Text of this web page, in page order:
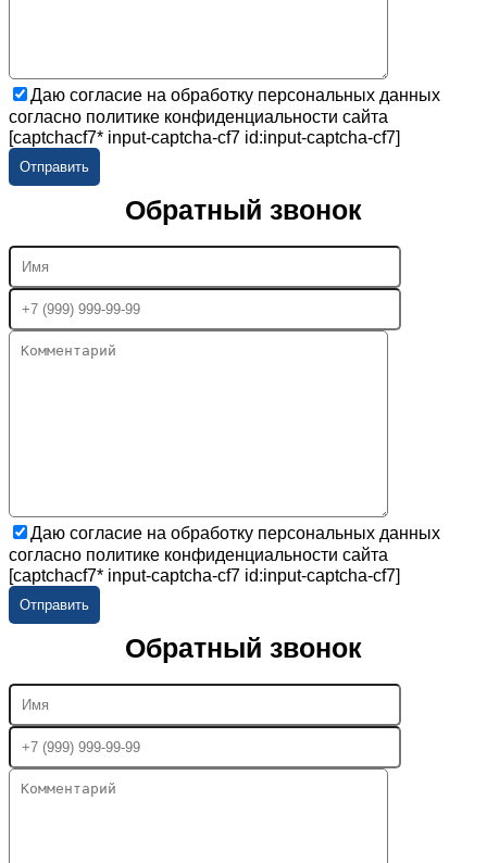
Даю согласие на обработку персональных данных
согласно политике конфиденциальности сайта
[captchacf7* input-captcha-cf7 id:input-captcha-cf7]
Обратный звонок
Даю согласие на обработку персональных данных
согласно политике конфиденциальности сайта
[captchacf7* input-captcha-cf7 id:input-captcha-cf7]
Обратный звонок